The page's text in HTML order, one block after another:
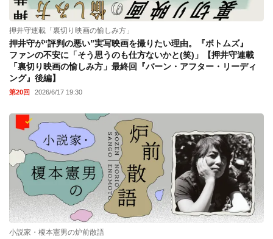
押井守連載「裏切り映画の愉しみ方」
押井守が“評判の悪い”実写映画を撮りたい理由。『ボトムズ』
ファンの不安に「そう思うのも仕方ないかと(笑)」【押井守連載
「裏切り映画の愉しみ方」最終回『バーン・アフター・リーディ
ング』後編】
第20回 2026/6/17 19:30
小説家・榎本憲男の炉前散語